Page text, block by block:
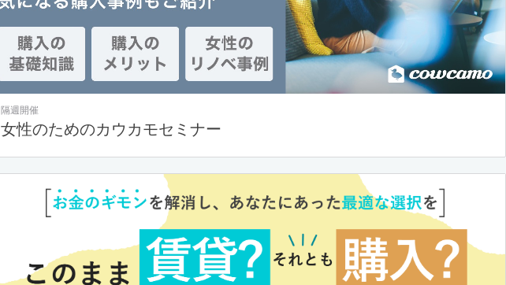
隔週開催
女性のためのカウカモセミナー